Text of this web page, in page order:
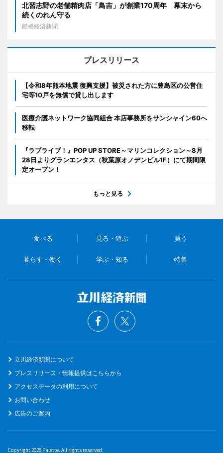
北習志野の老舗精肉店「鳥吉」が創業170周年 幕末から
続くのれん守る
船橋経済新聞
プレスリリース
【令和8年熊本地震 復興支援】被災された方に豊島区の公営住
宅等10戸を無償で貸し出します
医療介護ネットワーク協同組合 本店事務所をサンシャイン60へ
移転
『ラブライブ！』POP UP STORE～マリンコレクション～8月
28日よりグランエンタス（秋葉原オノデンビル1F）にて期間限
定オープン！
もっと見る
食べる 見る・遊ぶ 買う
暮らす・働く 学ぶ・知る 特集
立川経済新聞について
プレスリリース・情報提供はこちらから
アクセスデータの利用について
お問い合わせ
広告のご案内
Copyright 2026 Palette. All rights reserved.